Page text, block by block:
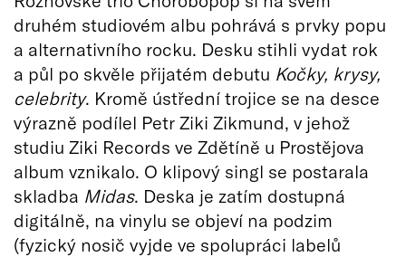
druhém studiovém albu pohrává s prvky popu
a alternativního rocku. Desku stihli vydat rok
a půl po skvěle přijatém debutu Kočky, krysy,
celebrity. Kromě ústřední trojice se na desce
výrazně podílel Petr Ziki Zikmund, v jehož
studiu Ziki Records ve Zdětíně u Prostějova
album vznikalo. O klipový singl se postarala
skladba Midas. Deska je zatím dostupná
digitálně, na vinylu se objeví na podzim
(fyzický nosič vyjde ve spolupráci labelů